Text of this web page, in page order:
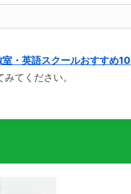
室・英語スクールおすすめ10
てください。